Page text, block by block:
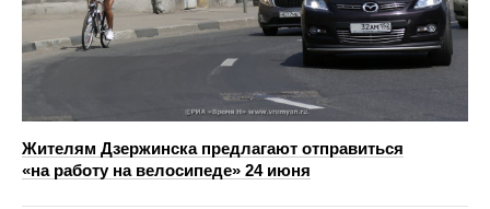
Жителям Дзержинска предлагают отправиться
«на работу на велосипеде» 24 июня